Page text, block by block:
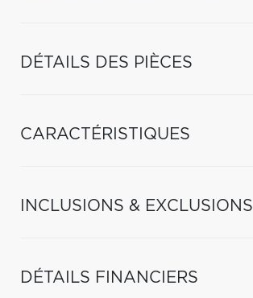
DÉTAILS DES PIÈCES
CARACTÉRISTIQUES
INCLUSIONS & EXCLUSIONS
DÉTAILS FINANCIERS